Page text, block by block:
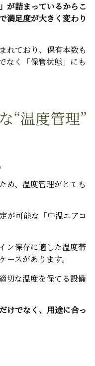
が詰まっているからこ
満足度が大きく変わり
れており、保有本数も
なく「保管状態」にも
“温度管理”
め、温度管理がとても
が可能な「中温エアコ
ン保存に適した温度帯
スがあります。
切な温度を保てる設備
けでなく、用途に合っ